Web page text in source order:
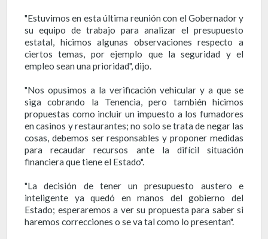
"Estuvimos en esta última reunión con el Gobernador y
su equipo de trabajo para analizar el presupuesto
estatal, hicimos algunas observaciones respecto a
ciertos temas, por ejemplo que la seguridad y el
empleo sean una prioridad", dijo.
"Nos opusimos a la verificación vehicular y a que se
siga cobrando la Tenencia, pero también hicimos
propuestas como incluir un impuesto a los fumadores
en casinos y restaurantes; no solo se trata de negar las
cosas, debemos ser responsables y proponer medidas
para recaudar recursos ante la difícil situación
financiera que tiene el Estado".
"La decisión de tener un presupuesto austero e
inteligente ya quedó en manos del gobierno del
Estado; esperaremos a ver su propuesta para saber si
haremos correcciones o se va tal como lo presentan".